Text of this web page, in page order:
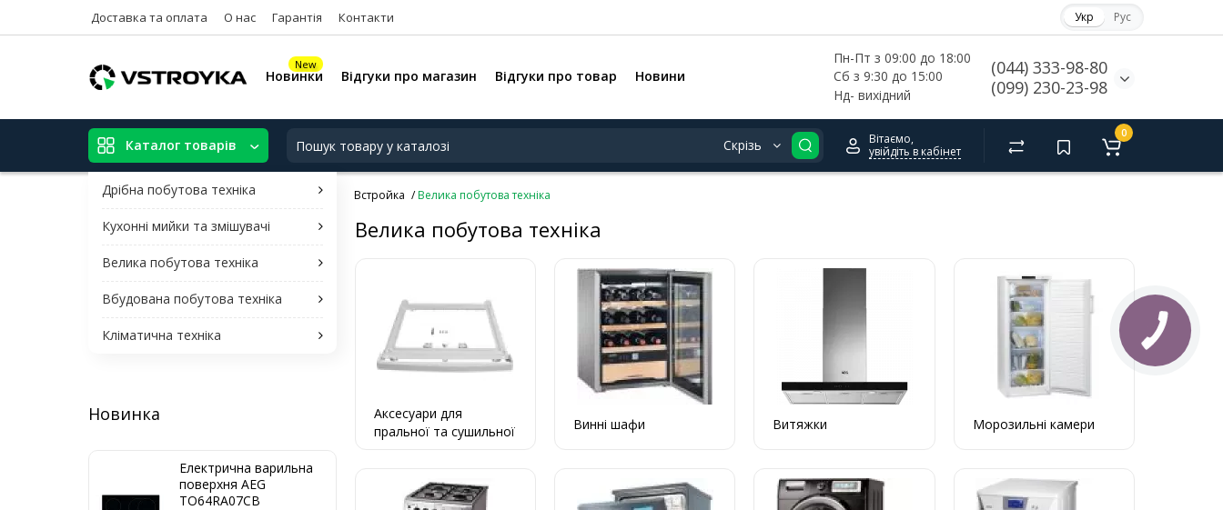
Доставка та оплата О нас Гарантія Контакти Укр Рус
Пн-Пт з 09:00 до 18:00
Сб з 9:30 до 15:00
Нд- вихідний
(044) 333-98-80
(099) 230-23-98
New
Новинки Відгуки про магазин Відгуки про товар Новини
Каталог товарів
Дрібна побутова техніка
Кухонні мийки та змішувачі
Велика побутова техніка
Вбудована побутова техніка
Кліматична техніка
Скрізь
Вітаємо,
увійдіть в кабінет
0
Встройка Велика побутова техніка
Новинка
Електрична варильна
поверхня AEG
TO64RA07CB
Велика побутова техніка
Аксесуари для
пральної та сушильної
Винні шафи Витяжки Морозильні камери